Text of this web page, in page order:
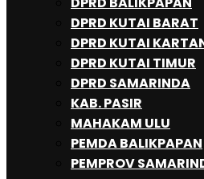
DPRD KUTAI BARAT
DPRD KUTAI
DPRD KUTAI TIMUR
DPRD SAMARINDA
KAB. PASIR
MAHAKAM ULU
PEMDA BALIKPAPAN
PEMPROV